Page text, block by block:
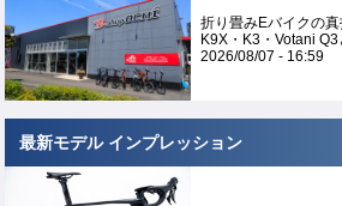
折り畳みEバイクの
K9X・K3・Votani
2026/08/07 - 16:59
最新モデル インプレッション